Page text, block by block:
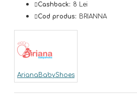
Cashback: 8 Lei
Cod produs: BRIANNA
ArianaBabyShoes